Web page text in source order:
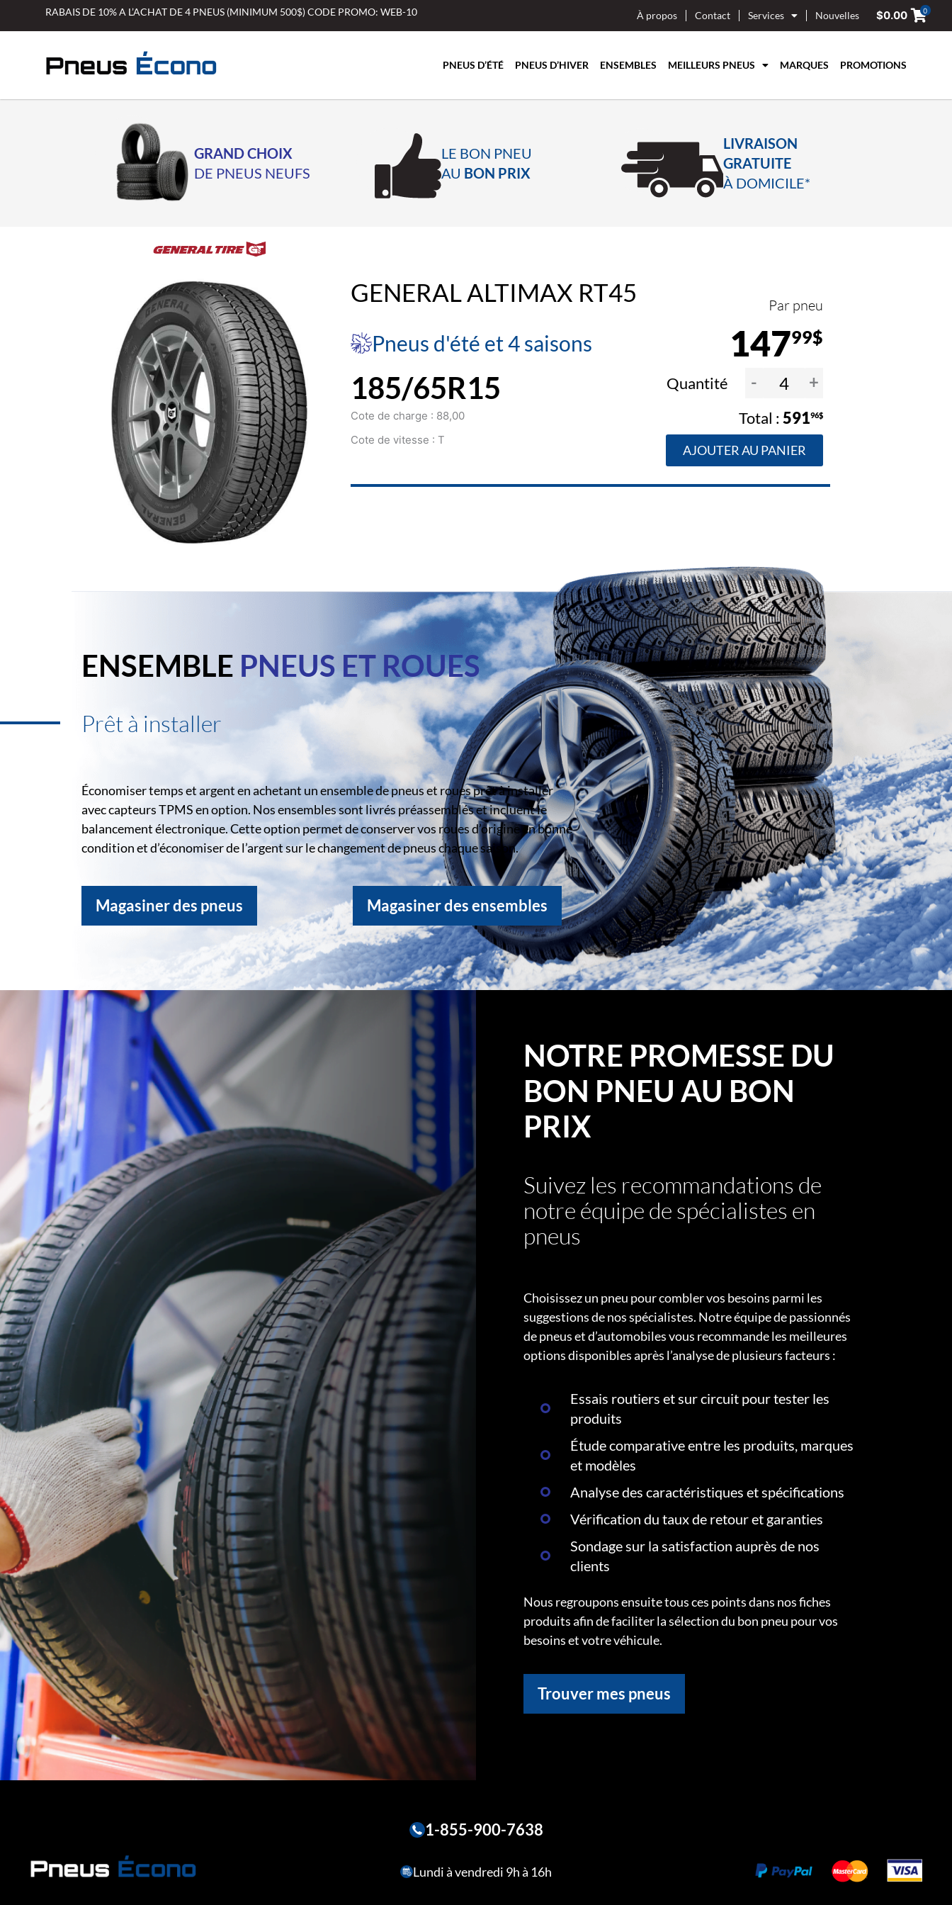
RABAIS DE 10% A L’ACHAT DE 4 PNEUS (MINIMUM 500$) CODE PROMO: WEB-10 À propos Contact Services Nouvelles $0.00 0
PNEUS D’ÉTÉ PNEUS D’HIVER ENSEMBLES MEILLEURS PNEUS MARQUES PROMOTIONS
GRAND CHOIX
DE PNEUS NEUFS
LE BON PNEU
AU BON PRIX
LIVRAISON
GRATUITE
À DOMICILE*
GENERAL ALTIMAX RT45
Pneus d'été et 4 saisons
Par pneu
14799$
185/65R15
Cote de charge : 88,00
Cote de vitesse : T
Quantité - +
59196$
AJOUTER AU PANIER
ENSEMBLE PNEUS ET ROUES
Prêt à installer
Économiser temps et argent en achetant un ensemble de pneus et roues prêt à installer
avec capteurs TPMS en option. Nos ensembles sont livrés préassemblés et incluent le
balancement électronique. Cette option permet de conserver vos roues d’origine en bonne
condition et d’économiser de l’argent sur le changement de pneus chaque saison.
Magasiner des pneus Magasiner des ensembles
NOTRE PROMESSE DU
BON PNEU AU BON
PRIX
Suivez les recommandations de
notre équipe de spécialistes en
pneus
Choisissez un pneu pour combler vos besoins parmi les
suggestions de nos spécialistes. Notre équipe de passionnés
de pneus et d’automobiles vous recommande les meilleures
options disponibles après l’analyse de plusieurs facteurs :
Essais routiers et sur circuit pour tester les
produits
Étude comparative entre les produits, marques
et modèles
Analyse des caractéristiques et spécifications
Vérification du taux de retour et garanties
Sondage sur la satisfaction auprès de nos
clients
Nous regroupons ensuite tous ces points dans nos fiches
produits afin de faciliter la sélection du bon pneu pour vos
besoins et votre véhicule.
Trouver mes pneus
1-855-900-7638
Lundi à vendredi 9h à 16h